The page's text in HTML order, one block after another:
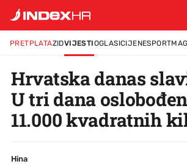
PRETPLATAZIDVIJESTIOGLASICIJENESPORT
Hrvatska danas
U tri dana
11.000 kvadratnih
Hina